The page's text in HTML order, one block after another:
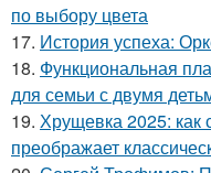
по выбору цвета
17. История успеха:
18. Функциональная
для семьи с двумя
19. Хрущевка 2025: как
преображает